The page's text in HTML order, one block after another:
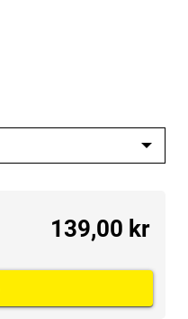
139,00 kr